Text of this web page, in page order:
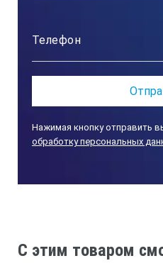
Elcometer 129/2
Elcometer 129/3
Нажимая кнопку отправить
обработку персональных
C этим товаром